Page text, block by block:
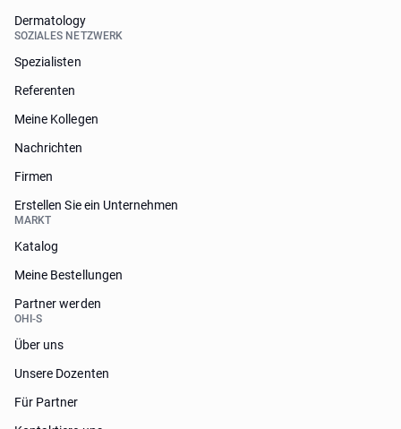
Dermatology
SOZIALES NETZWERK
Spezialisten
Referenten
Meine Kollegen
Nachrichten
Firmen
Erstellen Sie ein Unternehmen
MARKT
Katalog
Meine Bestellungen
Partner werden
OHI-S
Über uns
Unsere Dozenten
Für Partner